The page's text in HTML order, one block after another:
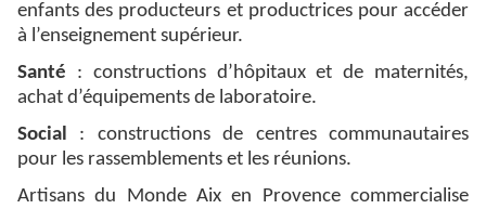
enfants des producteurs et productrices pour accéder
à l’enseignement supérieur.
Santé : constructions d’hôpitaux et de maternités,
achat d’équipements de laboratoire.
Social : constructions de centres communautaires
pour les rassemblements et les réunions.
Artisans du Monde Aix en Provence commercialise